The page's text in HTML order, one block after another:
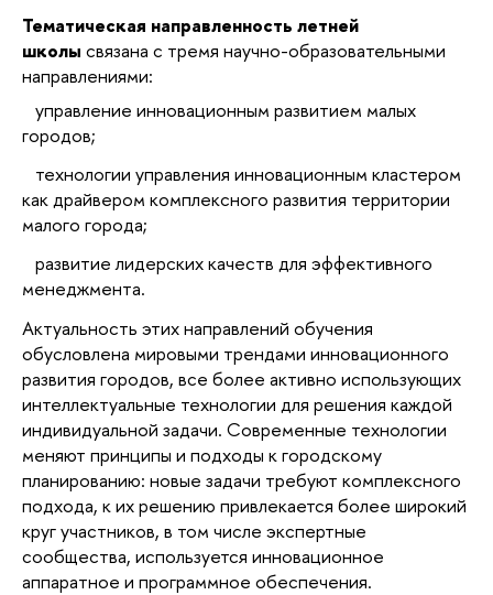
Тематическая направленность летней
школы связана с тремя научно-образовательными
направлениями:
управление инновационным развитием малых
городов;
технологии управления инновационным кластером
как драйвером комплексного развития территории
малого города;
развитие лидерских качеств для эффективного
менеджмента.
Актуальность этих направлений обучения
обусловлена мировыми трендами инновационного
развития городов, все более активно использующих
интеллектуальные технологии для решения каждой
индивидуальной задачи. Современные технологии
меняют принципы и подходы к городскому
планированию: новые задачи требуют комплексного
подхода, к их решению привлекается более широкий
круг участников, в том числе экспертные
сообщества, используется инновационное
аппаратное и программное обеспечения.